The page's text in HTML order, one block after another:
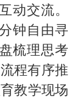
动交流。
钟自由寻
梳理思考
程有序推
教学现场